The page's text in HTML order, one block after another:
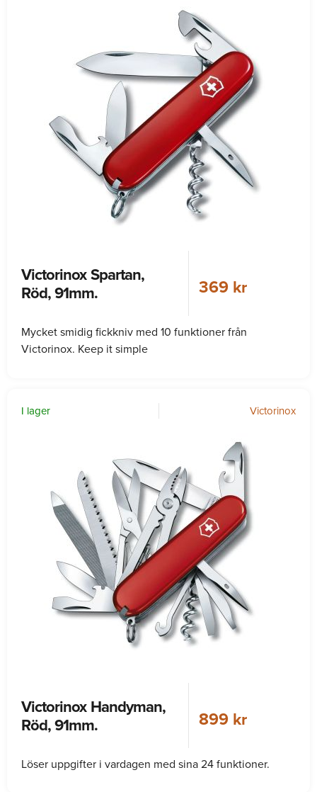
Victorinox Spartan,
Röd, 91mm.
369 kr
Mycket smidig fickkniv med 10 funktioner från
Victorinox. Keep it simple
I lager Victorinox
Victorinox Handyman,
Röd, 91mm.
899 kr
Löser uppgifter i vardagen med sina 24 funktioner.